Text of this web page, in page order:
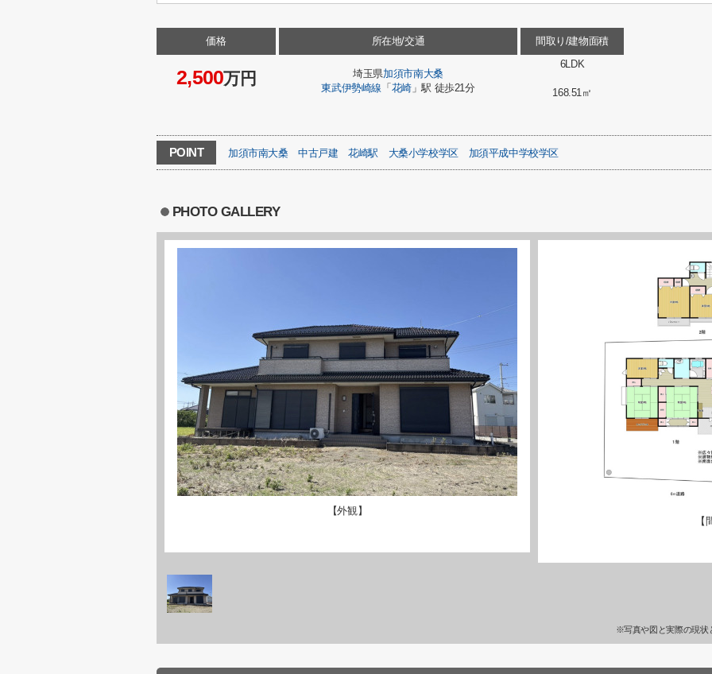
価格
2,500万円
所在地/交通
埼玉県加須市南大桑
東武伊勢崎線 「 花崎」駅 徒歩21分
間取り/建物面積
6LDK
168.51㎡
POINT 加須市南大桑 中古戸建 花崎駅 大桑小学校学区 加須平成中学校学区
PHOTO GALLERY
【外観】
※写真や図と実際の現状